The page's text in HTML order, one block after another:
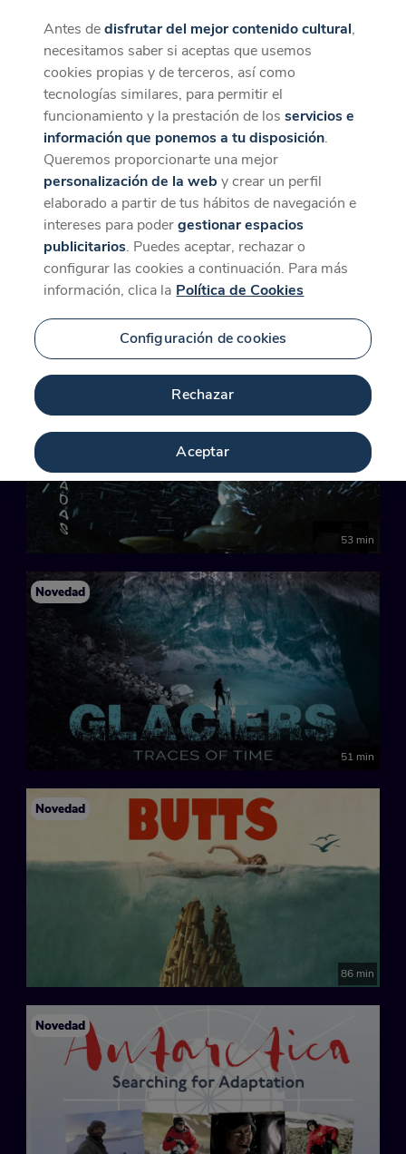
CaixaForum+
La mejor experiencia desde la App
Descargar
Ciencias de la vida
Novedad
18 min
Novedad
53 min
Novedad
51 min
Novedad
86 min
Novedad
Antes dedisfrutar del mejor contenido cultural,
necesitamos saber si aceptas que usemos
cookies propias y de terceros, así como
tecnologías similares, para permitir el
funcionamiento y la prestación de losservicios e
información que ponemos a tu disposición.
Queremos proporcionarte una mejor
personalización de la web y crear un perfil
elaborado a partir de tus hábitos de navegación e
intereses para podergestionar espacios
publicitarios. Puedes aceptar, rechazar o
configurar las cookies a continuación. Para más
información, clica la Política de Cookies
Configuración de cookies
Rechazar
Aceptar